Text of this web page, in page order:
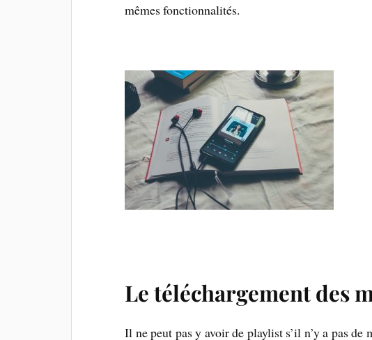
mêmes fonctionnalités.
Le téléchargement des
Il ne peut pas y avoir de playlist s’il n’y a pas